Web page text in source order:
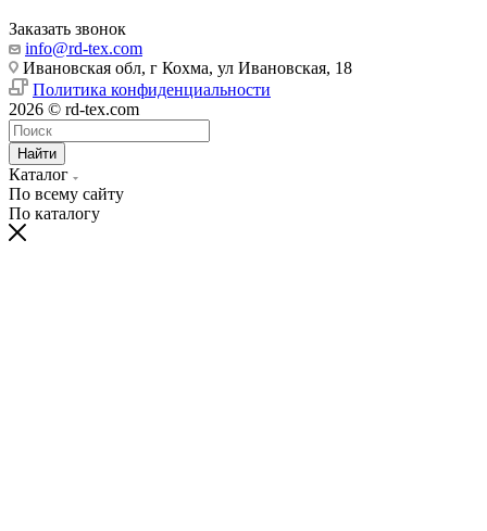
Заказать звонок
info@rd-tex.com
Ивановская обл, г Кохма, ул Ивановская, 18
Политика конфиденциальности
2026 © rd-tex.com
Найти
Каталог
По всему сайту
По каталогу